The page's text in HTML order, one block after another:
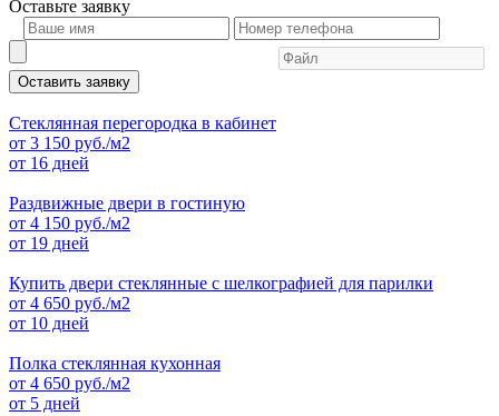
Оставьте заявку
Оставить заявку
Стеклянная перегородка в кабинет
от 3 150 руб./м2
от 16 дней
Раздвижные двери в гостиную
от 4 150 руб./м2
от 19 дней
Купить двери стеклянные с шелкографией для парилки
от 4 650 руб./м2
от 10 дней
Полка стеклянная кухонная
от 4 650 руб./м2
от 5 дней